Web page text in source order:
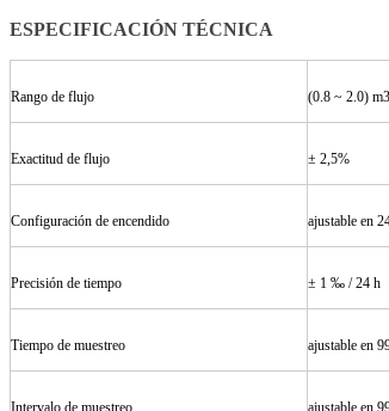
ESPECIFICACIÓN TÉCNICA
Rango de flujo (0.8 ~ 2.0)
Exactitud de flujo ± 2,5%
Configuración de encendido ajustable en
Precisión de tiempo ± 1 ‰ / 24 h
Tiempo de muestreo ajustable en
Intervalo de muestreo ajustable en